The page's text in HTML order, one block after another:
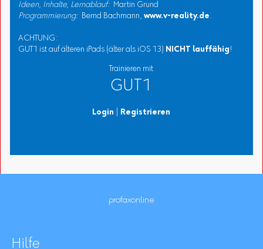
Ideen, Inhalte, Lernablauf: Martin Grund
Programmierung: Bernd Bachmann,www.v-reality.de.
ACHTUNG:
GUT1 ist auf älteren iPads (älter als iOS 13) NICHT lauffähig!
Trainieren mit
GUT1
Login Registrieren
profaxonline
Hilfe